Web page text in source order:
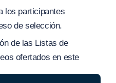
los participantes
de selección.
de las Listas de
ofertados en este